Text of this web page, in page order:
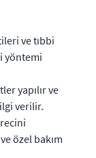
ve tıbbi
yöntemi
yapılır ve
verilir.
özel bakım